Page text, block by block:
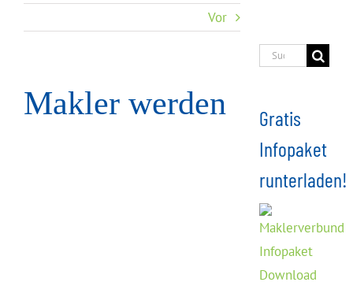
Vor
Makler werden
Suche
Gratis
Infopaket
runterladen!